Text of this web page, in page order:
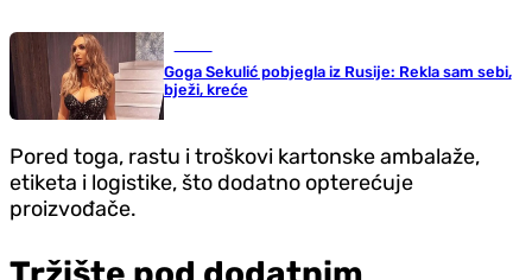
Goga Sekulić pobjegla iz Rusije: Rekla sam sebi,
bježi, kreće
Pored toga, rastu i troškovi kartonske ambalaže,
etiketa i logistike, što dodatno opterećuje
proizvođače.